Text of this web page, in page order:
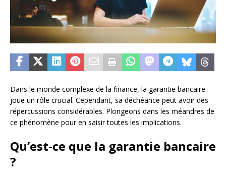
Dans le monde complexe de la finance, la garantie bancaire
joue un rôle crucial. Cependant, sa déchéance peut avoir des
répercussions considérables. Plongeons dans les méandres de
ce phénomène pour en saisir toutes les implications.
Qu’est-ce que la garantie bancaire
?